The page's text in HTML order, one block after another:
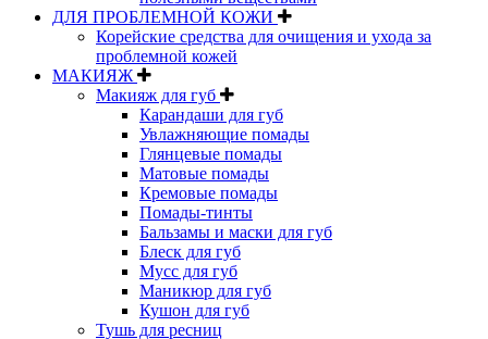
ДЛЯ ПРОБЛЕМНОЙ КОЖИ
Корейские средства для очищения и ухода за
проблемной кожей
МАКИЯЖ
Макияж для губ
Карандаши для губ
Увлажняющие помады
Глянцевые помады
Матовые помады
Кремовые помады
Помады-тинты
Бальзамы и маски для губ
Блеск для губ
Мусс для губ
Маникюр для губ
Кушон для губ
Тушь для ресниц